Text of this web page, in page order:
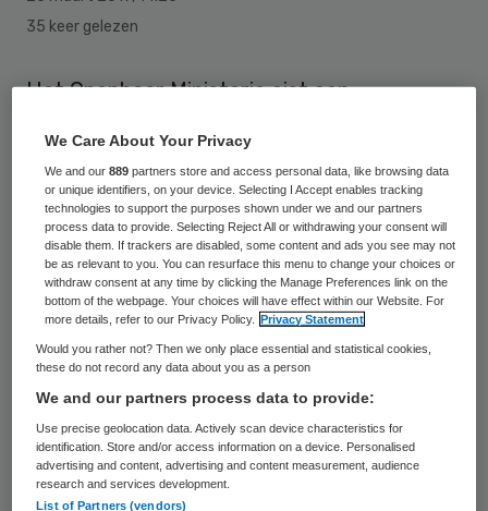
35 keer gelezen
Het Openbaar Ministerie eist een
twee maanden voorwaardelijk, tegen een
27-jarige Zoetermeerder. De man wordt
verdacht van oplichting van verschillende
zorgverzekeraars. Zijn 35-jarige vriendin
zou drie maanden de cel in moeten,
waarvan twee maanden voorwaardelijk, zo
meldt het AD.
De Zoetermeerder stuurde verzekeraars
tussen 2013 en 2015declaraties van meer
dan honderd patiëntenvoor medische
handelingen die helemaal niet hadden
We Care About Your Privacy
We and our889 partners store and access personal data, like browsing data
or unique identifiers, on your device. Selecting I Accept enables tracking
technologies to support the purposes shown under we and our partners
process data to provide. Selecting Reject All or withdrawing your consent will
disable them. If trackers are disabled, some content and ads you see may not
be as relevant to you. You can resurface this menu to change your choices or
withdraw consent at any time by clicking the Manage Preferences link on the
bottom of the webpage. Your choices will have effect within our Website. For
more details, refer to our Privacy Policy.
Privacy Statement
Would you rather not? Then we only place essential and statistical cookies,
these do not record any data about you as a person
We and our partners process data to provide:
Use precise geolocation data. Actively scan device characteristics for
identification. Store and/or access information on a device. Personalised
advertising and content, advertising and content measurement, audience
research and services development.
List of Partners (vendors)